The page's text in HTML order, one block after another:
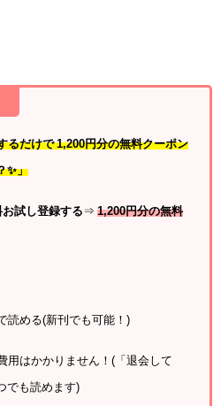
るだけで 1,200円分の無料クーポン
✨」
試し登録する⇒ 1,200円分の無料
読める(新刊でも可能！)
はかかりません！(「退会して
でも読めます)